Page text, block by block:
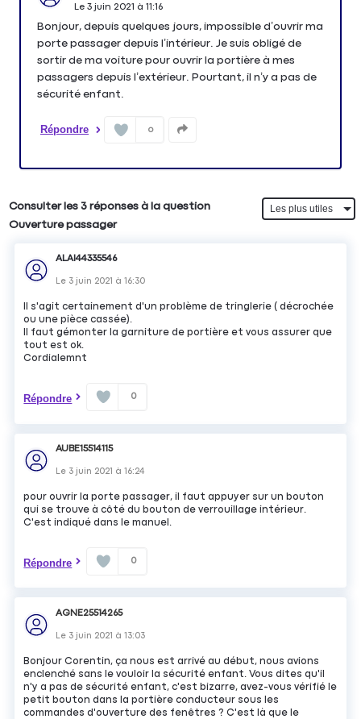
Le 3 juin 2021 à 11:16
Bonjour, depuis quelques jours, impossible d’ouvrir ma
porte passager depuis l’intérieur. Je suis obligé de
sortir de ma voiture pour ouvrir la portière à mes
passagers depuis l’extérieur. Pourtant, il n’y a pas de
Répondre 0
Consulter les 3 réponses à la question
Ouverture passager
ALAI44335546
Le 3 juin 2021 à16:30
Il s'agit certainement d'un problème de tringlerie ( décrochée
ou une pièce cassée).
Il faut gémonter la garniture de portière et vous assurer que
tout est ok.
Cordialemnt
Répondre 0
AUBE15514115
Le 3 juin 2021 à16:24
pour ouvrir la porte passager, il faut appuyer sur un bouton
qui se trouve à côté du bouton de verrouillage intérieur.
C'est indiqué dans le manuel.
Répondre 0
AGNE25514265
Le 3 juin 2021 à13:03
Bonjour Corentin, ça nous est arrivé au début, nous avions
enclenché sans le vouloir la sécurité enfant. Vous dites qu'il
n'y a pas de sécurité enfant, c'est bizarre, avez-vous vérifié le
petit bouton dans la portière conducteur sous les
commandes d'ouverture des fenêtres ? C'est là que le